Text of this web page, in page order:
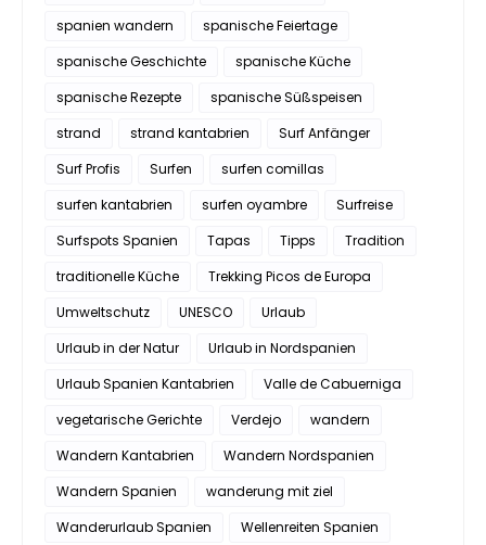
spanien wandern
spanische Feiertage
spanische Geschichte
spanische Küche
spanische Rezepte
spanische Süßspeisen
strand
strand kantabrien
Surf Anfänger
Surf Profis
Surfen
surfen comillas
surfen kantabrien
surfen oyambre
Surfreise
Surfspots Spanien
Tapas Tipps
Tradition
traditionelle Küche
Trekking Picos de Europa
Umweltschutz
UNESCO
Urlaub
Urlaub in der Natur
Urlaub in Nordspanien
Urlaub Spanien Kantabrien
Valle de Cabuerniga
vegetarische Gerichte
Verdejo
wandern
Wandern Kantabrien
Wandern Nordspanien
Wandern Spanien
wanderung mit ziel
Wanderurlaub Spanien
Wellenreiten Spanien